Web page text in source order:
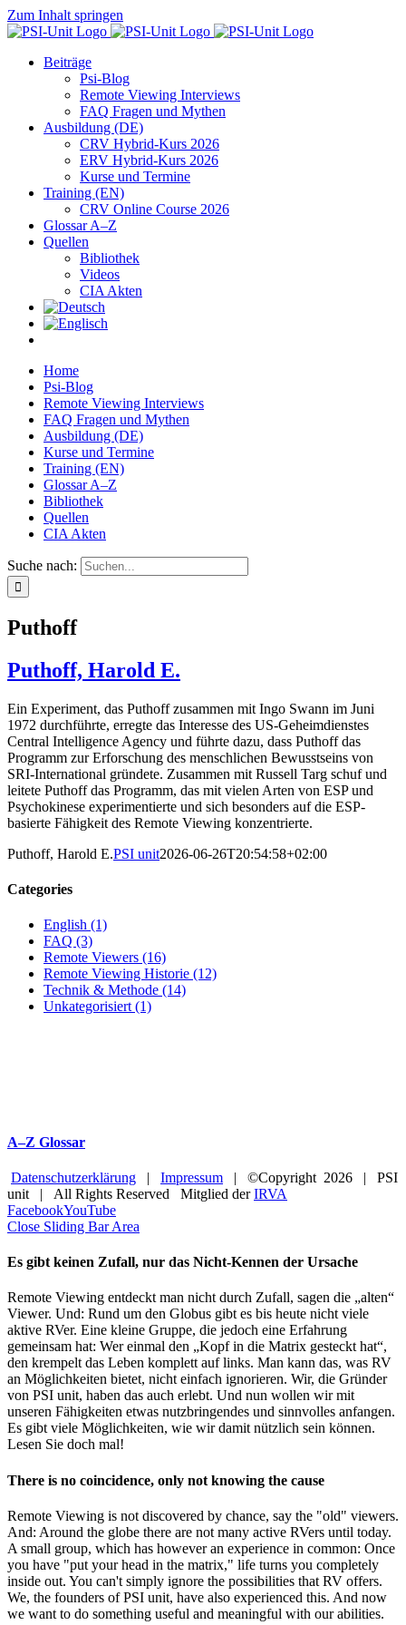
Zum Inhalt springen
Beiträge
Psi-Blog
Remote Viewing Interviews
FAQ Fragen und Mythen
Ausbildung (DE)
CRV Hybrid-Kurs 2026
ERV Hybrid-Kurs 2026
Kurse und Termine
Training (EN)
CRV Online Course 2026
Glossar A–Z
Quellen
Bibliothek
Videos
CIA Akten
Home
Psi-Blog
Remote Viewing Interviews
FAQ Fragen und Mythen
Ausbildung (DE)
Kurse und Termine
Training (EN)
Glossar A–Z
Bibliothek
Quellen
CIA Akten
Suche nach:
Puthoff
Puthoff, Harold E.
Ein Experiment, das Puthoff zusammen mit Ingo Swann im Juni
1972 durchführte, erregte das Interesse des US-Geheimdienstes
Central Intelligence Agency und führte dazu, dass Puthoff das
Programm zur Erforschung des menschlichen Bewusstseins von
SRI-International gründete. Zusammen mit Russell Targ schuf und
leitete Puthoff das Programm, das mit vielen Arten von ESP und
Psychokinese experimentierte und sich besonders auf die ESP-
basierte Fähigkeit des Remote Viewing konzentrierte.
Puthoff, Harold E.PSI unit2026-06-26T20:54:58+02:00
Categories
English (1)
FAQ (3)
Remote Viewers (16)
Remote Viewing Historie (12)
Technik & Methode (14)
Unkategorisiert (1)
A–Z Glossar
Datenschutzerklärung | Impressum | ©Copyright 2026 | PSI
unit | All Rights Reserved Mitglied derIRVA
FacebookYouTube
Close Sliding Bar Area
Es gibt keinen Zufall, nur das Nicht-Kennen der Ursache
Remote Viewing entdeckt man nicht durch Zufall, sagen die „alten“
Viewer. Und: Rund um den Globus gibt es bis heute nicht viele
aktive RVer. Eine kleine Gruppe, die jedoch eine Erfahrung
gemeinsam hat: Wer einmal den „Kopf in die Matrix gesteckt hat“,
den krempelt das Leben komplett auf links. Man kann das, was RV
an Möglichkeiten bietet, nicht einfach ignorieren. Wir, die Gründer
von PSI unit, haben das auch erlebt. Und nun wollen wir mit
unseren Fähigkeiten etwas nutzbringendes und sinnvolles anfangen.
Es gibt viele Möglichkeiten, wie wir damit nützlich sein können.
Lesen Sie doch mal!
There is no coincidence, only not knowing the cause
Remote Viewing is not discovered by chance, say the "old" viewers.
And: Around the globe there are not many active RVers until today.
A small group, which has however an experience in common: Once
you have "put your head in the matrix," life turns you completely
inside out. You can't simply ignore the possibilities that RV offers.
We, the founders of PSI unit, have also experienced this. And now
we want to do something useful and meaningful with our abilities.